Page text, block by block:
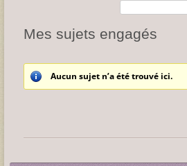
Mes sujets engagés
Aucun sujet n’a été trouvé ici.